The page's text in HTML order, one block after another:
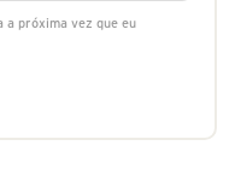
a próxima vez que eu